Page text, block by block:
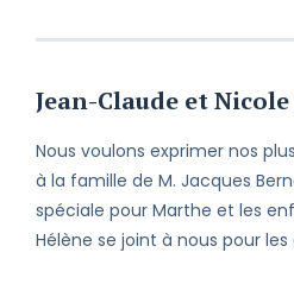
Jean-Claude et
Nous voulons exprimer nos
à la famille de M. Jacques
spéciale pour Marthe et les
Hélène se joint à nous pour